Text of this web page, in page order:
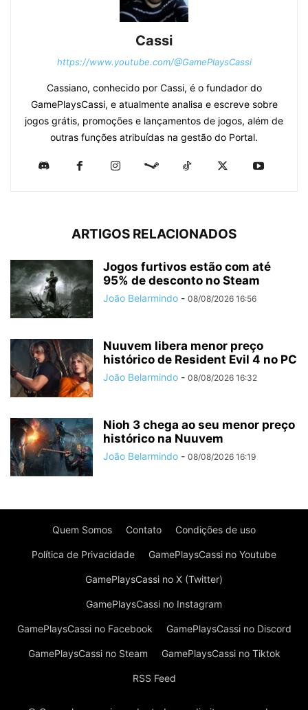
Cassi
https://www.youtube.com/@GamePlaysCassi
Cassiano, conhecido por Cassi, é o fundador do
GamePlaysCassi, e atualmente analisa e escreve sobre
jogos grátis, promoções e lançamentos de jogos, além de
outras funções atribuídas na gestão do Portal.
ARTIGOS RELACIONADOS
Jogos furtivos estão com até
95% de desconto no Steam
João Belarmindo - 08/08/2026 16:56
Nuuvem libera menor preço
histórico de Resident Evil 4 no PC
João Belarmindo - 08/08/2026 16:32
Nioh 3 chega ao seu menor preço
histórico na Nuuvem
João Belarmindo - 08/08/2026 16:19
Quem Somos Contato Condições de uso
Política de Privacidade GamePlaysCassi no Youtube
GamePlaysCassi no X (Twitter)
GamePlaysCassi no Instagram
GamePlaysCassi no Facebook GamePlaysCassi no Discord
GamePlaysCassi no Steam GamePlaysCassi no Tiktok
RSS Feed